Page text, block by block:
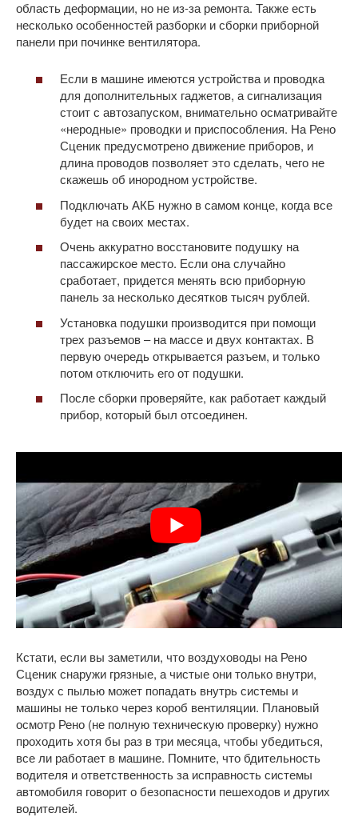
область деформации, но не из-за ремонта. Также есть
несколько особенностей разборки и сборки приборной
панели при починке вентилятора.
Если в машине имеются устройства и проводка
для дополнительных гаджетов, а сигнализация
стоит с автозапуском, внимательно осматривайте
«неродные» проводки и приспособления. На Рено
Сценик предусмотрено движение приборов, и
длина проводов позволяет это сделать, чего не
скажешь об инородном устройстве.
Подключать АКБ нужно в самом конце, когда все
будет на своих местах.
Очень аккуратно восстановите подушку на
пассажирское место. Если она случайно
сработает, придется менять всю приборную
панель за несколько десятков тысяч рублей.
Установка подушки производится при помощи
трех разъемов – на массе и двух контактах. В
первую очередь открывается разъем, и только
потом отключить его от подушки.
После сборки проверяйте, как работает каждый
прибор, который был отсоединен.
Кстати, если вы заметили, что воздуховоды на Рено
Сценик снаружи грязные, а чистые они только внутри,
воздух с пылью может попадать внутрь системы и
машины не только через короб вентиляции. Плановый
осмотр Рено (не полную техническую проверку) нужно
проходить хотя бы раз в три месяца, чтобы убедиться,
все ли работает в машине. Помните, что бдительность
водителя и ответственность за исправность системы
автомобиля говорит о безопасности пешеходов и других
водителей.